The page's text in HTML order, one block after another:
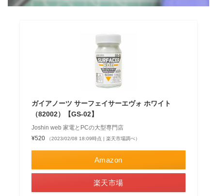
ガイアノーツ サーフェイサーエヴォ ホワイト
（82002）【GS-02】
Joshin web 家電とPCの大型専門店
¥520
（2023/02/08 18:09時点 | 楽天市場調べ）
Amazon
楽天市場